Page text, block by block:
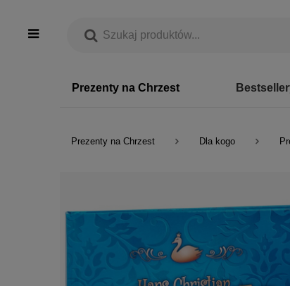
Prezenty na Chrzest
Prezenty na Chrzest Dla kogo